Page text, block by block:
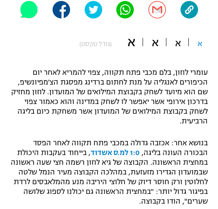
משתתפים וזוכים בפרסים
תקנון משתתפים וזוכים בפרסים
תקנון עבור פעילות אלקטרה
תקנון עבור פעילות ספורט 1 – "מרלן"
גיימינג E-Sports
תנאי שימוש
מדיניות פרטיות
תקנון פעילות ספורט 1
רשיון להקרנה פומבית לבית עסק
ספורט מוטורי
כדורמים
ספורט אתגרי ואקסטרים
גיימינג E-Sports
א א א א (גודל טקסט)
עומרי לוזון, בלם מכבי פתח תקווה, צפוי להמריא לאחר יום
הכיפורים לאנגליה על מנת לחתום ברדינג מפסגת הצ'מפיונשיפ,
שם הוא מיועד לשחק בקבוצת המילואים של המועדון. לוזון מחזיק
בדרכון אירופי אשר יאפשר לו לשחק במדינה והוא כאמור צפוי
לשחק בקבוצת המילואים של המועדון אשר משחקת כיום בליגה
הרביעית.
בנושא אחר: אכזבה גדולה במכבי פתח תקווה לאחר הפסד
הבכורה העונה בליגה, 1:0 למ.ס אשדוד
, בייחוד בעקבות היכולת
במחצית הראשונה. הקבוצה של גיא לוזון רשמה חצי שעה ראשונה
שבמועדון הגדירו מזעזעת, במהלכה הקבוצה מעיר הנמל שלטה
לחלוטין ורק חוסר דיוק של חלוצי היריבה מנע מהמלאבסים לרדת
בפיגור גדול יותר: "במחצית הראשונה גם יכולנו לספוג שלושה
שערים", הודו בקבוצה.